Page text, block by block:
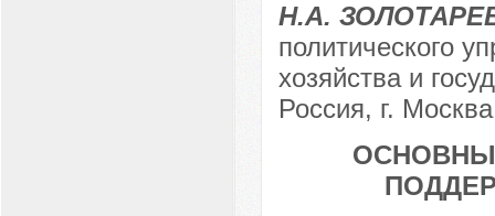
Н.А.
политического
хозяйства и
Россия, г. Москва